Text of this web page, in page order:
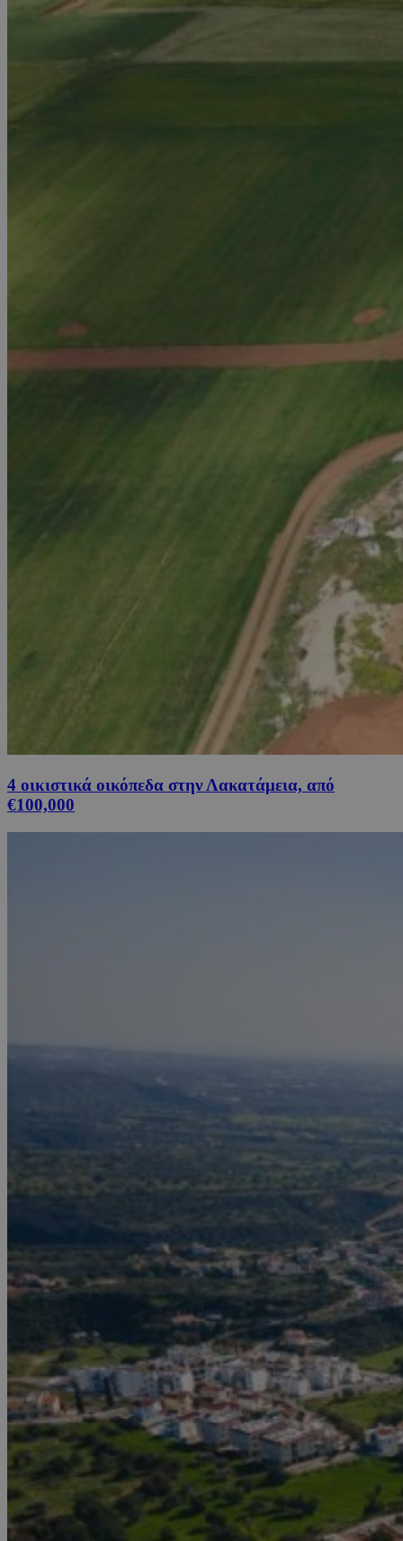
4 οικιστικά οικόπεδα στην Λακατάμεια, από
€100,000